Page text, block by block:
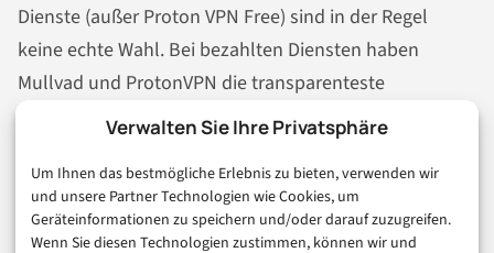
Verwalten Sie Ihre Privatsphäre
Um Ihnen das bestmögliche Erlebnis zu bieten, verwenden wir
und unsere Partner Technologien wie Cookies, um
Geräteinformationen zu speichern und/oder darauf zuzugreifen.
Wenn Sie diesen Technologien zustimmen, können wir und
Dienste (außer Proton VPN Free) sind in der Regel
keine echte Wahl. Bei bezahlten Diensten haben
Mullvad und ProtonVPN die transparenteste
Datenschutzpolitik. NordVPN und Surfshark punkten
aber teuer.
Protokollseitig empfiehlt sich WireGuard als Standard